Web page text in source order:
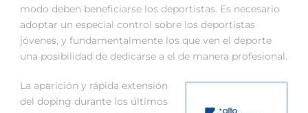
modo deben beneficiarse los deportistas. Es necesario
adoptar un especial control sobre los deportistas
jóvenes, y fundamentalmente los que ven el deporte
una posibilidad de dedicarse a el de manera profesional.
La aparición y rápida extensión
del doping durante los últimos